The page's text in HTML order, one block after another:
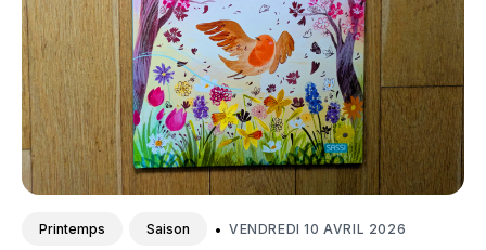
Printemps Saison • VENDREDI 10 AVRIL 2026